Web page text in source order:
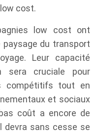
cost.
low cost ont
du transport
Leur capacité
sera cruciale pour
compétitifs tout en
et sociaux
coût a encore de
devra sans cesse se